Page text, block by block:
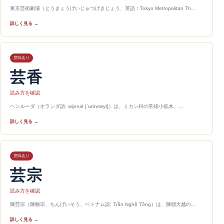
東京芸術劇場（とうきょうげいじゅつげきじょう、英語：Tokyo Metropolitan Th…
詳しく見る →
意味あり
芸香
読み方を確認
ヘンルーダ（オランダ語: wijnruit [ˈʋɛinrœyt]）は、ミカン科の常緑小低木。…
詳しく見る →
意味あり
芸宗
読み方を確認
陳芸宗（陳藝宗、ちんげいそう、ベトナム語: Trần Nghệ Tông）は、陳朝大越の…
詳しく見る →